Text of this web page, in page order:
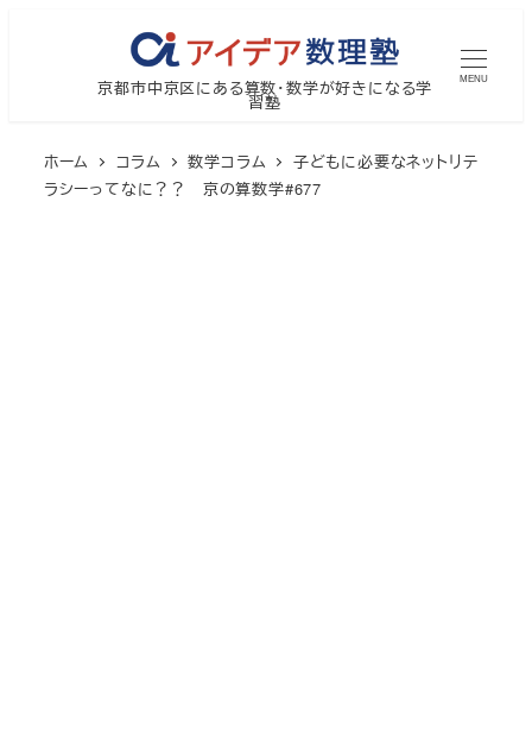
京都市中京区にある算数・数学が好きになる学
習塾
MENU
ホーム コラム 数学コラム
子どもに必要なネットリテ
ラシーってなに？？ 京の算数学#677